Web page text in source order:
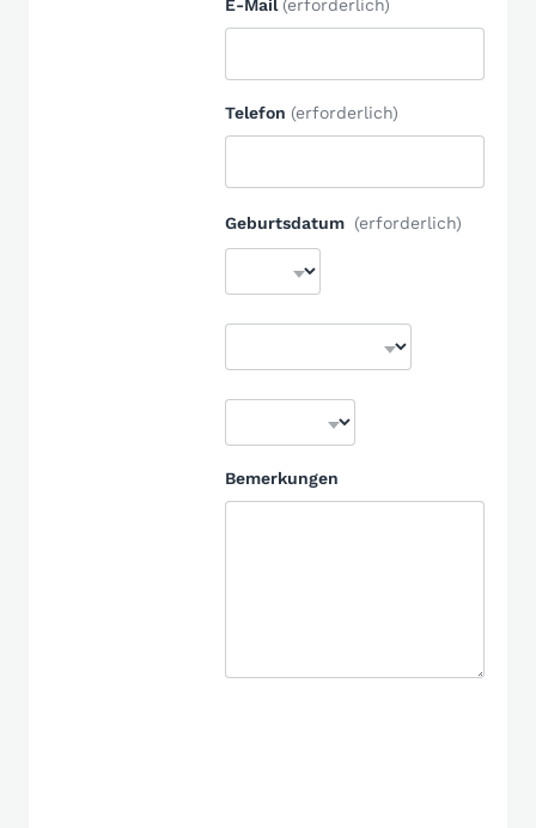
E-Mail (erforderlich)
Telefon (erforderlich)
Geburtsdatum (erforderlich)
Bemerkungen